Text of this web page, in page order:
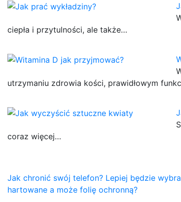
ciepła i przytulności, ale także…
utrzymaniu zdrowia kości, prawidłowym
coraz więcej…
Nawigacja
Jak chronić swój telefon? Lepiej będzie
hartowane a może folię ochronną?